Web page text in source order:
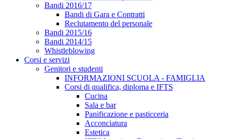
Bandi 2016/17
Bandi di Gara e Contratti
Reclutamento del personale
Bandi 2015/16
Bandi 2014/15
Whistleblowing
Corsi e servizi
Genitori e studenti
INFORMAZIONI SCUOLA - FAMIGLIA
Corsi di qualifica, diploma e IFTS
Cucina
Sala e bar
Panificazione e pasticceria
Acconciatura
Estetica